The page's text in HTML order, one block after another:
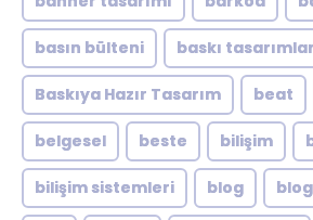
basın bülteni baskı
Baskıya Hazır Tasarım beat
belgesel beste bilişim
bilişim sistemleri blog